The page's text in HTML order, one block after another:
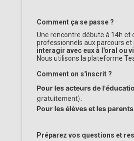
Comment ça se passe ?
Une rencontre débute à 14h et
professionnels aux parcours
interagir avec eux à l'oral ou
Nous utilisons la plateforme
Comment on s'inscrit ?
Pour les acteurs de
gratuitement).
Pour les élèves et les
Préparez vos questions et